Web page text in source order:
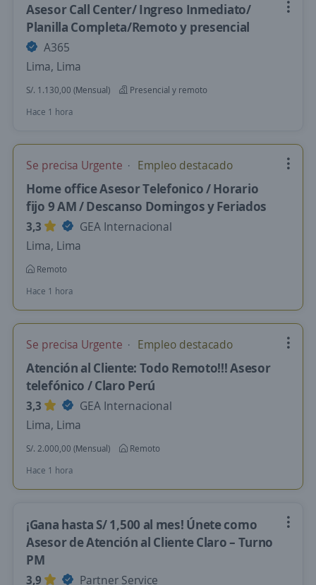
Asesor Call Center/ Ingreso Inmediato/
Planilla Completa/Remoto y presencial
A365
Lima, Lima
S/. 1.130,00 (Mensual)
Presencial y remoto
Hace 1 hora
Se precisa Urgente Empleo destacado
Home office Asesor Telefonico / Horario
fijo 9 AM / Descanso Domingos y Feriados
3,3
GEA Internacional
Lima, Lima
Remoto
Hace 1 hora
Se precisa Urgente Empleo destacado
Atención al Cliente: Todo Remoto!!! Asesor
telefónico / Claro Perú
3,3
GEA Internacional
Lima, Lima
S/. 2.000,00 (Mensual)
Remoto
Hace 1 hora
¡Gana hasta S/ 1,500 al mes! Únete como
Asesor de Atención al Cliente Claro – Turno
PM
3,9
Partner Service